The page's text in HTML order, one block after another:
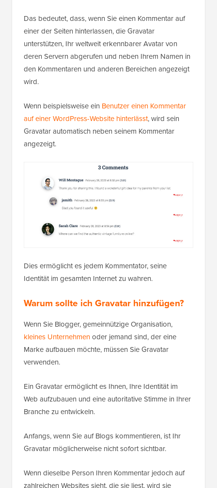
Das bedeutet, dass, wenn Sie einen Kommentar auf
einer der Seiten hinterlassen, die Gravatar
unterstützen, Ihr weltweit erkennbarer Avatar von
deren Servern abgerufen und neben Ihrem Namen in
den Kommentaren und anderen Bereichen angezeigt
wird.
Wenn beispielsweise ein Benutzer einen Kommentar
auf einer WordPress-Website hinterlässt, wird sein
Gravatar automatisch neben seinem Kommentar
angezeigt.
Dies ermöglicht es jedem Kommentator, seine
Identität im gesamten Internet zu wahren.
Warum sollte ich Gravatar hinzufügen?
Wenn Sie Blogger, gemeinnützige Organisation,
kleines Unternehmenoder jemand sind, der eine
Marke aufbauen möchte, müssen Sie Gravatar
verwenden.
Ein Gravatar ermöglicht es Ihnen, Ihre Identität im
Web aufzubauen und eine autoritative Stimme in Ihrer
Branche zu entwickeln.
Anfangs, wenn Sie auf Blogs kommentieren, ist Ihr
Gravatar möglicherweise nicht sofort sichtbar.
Wenn dieselbe Person Ihren Kommentar jedoch auf
zahlreichen Websites sieht, die sie liest, wird sie